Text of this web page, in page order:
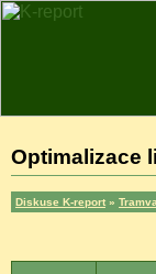
Optimalizace
Diskuse K-report »